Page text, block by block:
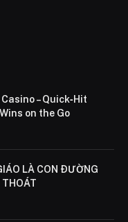
– Quick‑Hit
on the Go
LÀ CON ÐƯỜNG